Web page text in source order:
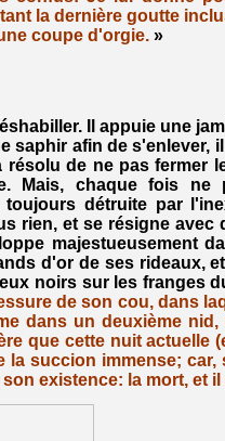
la dernière goutte
coupe d'orgie. »
Il appuie une
saphir afin de s'enlever,
de ne pas fermer
Mais, chaque fois ne
détruite par
rien, et se résigne avec
majestueusement
d'or de ses rideaux,
noirs sur les franges
de son cou, dans
dans un deuxième
que cette nuit actuelle
la succion immense;
existence: la mort, et